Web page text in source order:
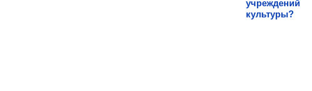
учреждений
культуры?